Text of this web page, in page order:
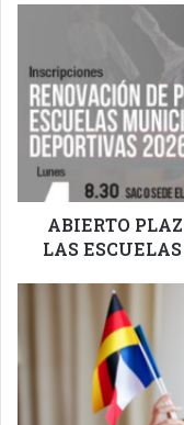
RENOVAR
PLAZA
EN
LAS
ESCUELAS
DEPORTIVAS
MUNICIPALES.
ABIERTO
LAS
PARA